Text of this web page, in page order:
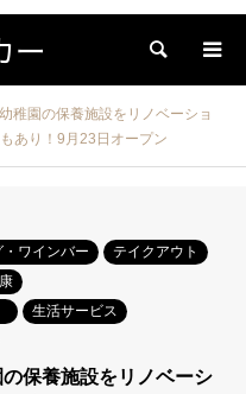
ー 検索
稚園の保養施設をリノベーショ
あり！9月23日オープン
ワインバー
テイクアウト
生活サービス
保養施設をリノベーシ